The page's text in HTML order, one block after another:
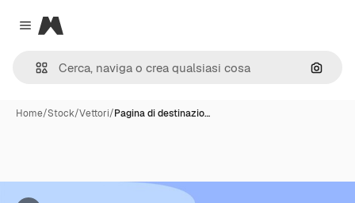
Close menu
Magnific
Cerca
Home/Stock/Vettori/Pagina di destinazio…